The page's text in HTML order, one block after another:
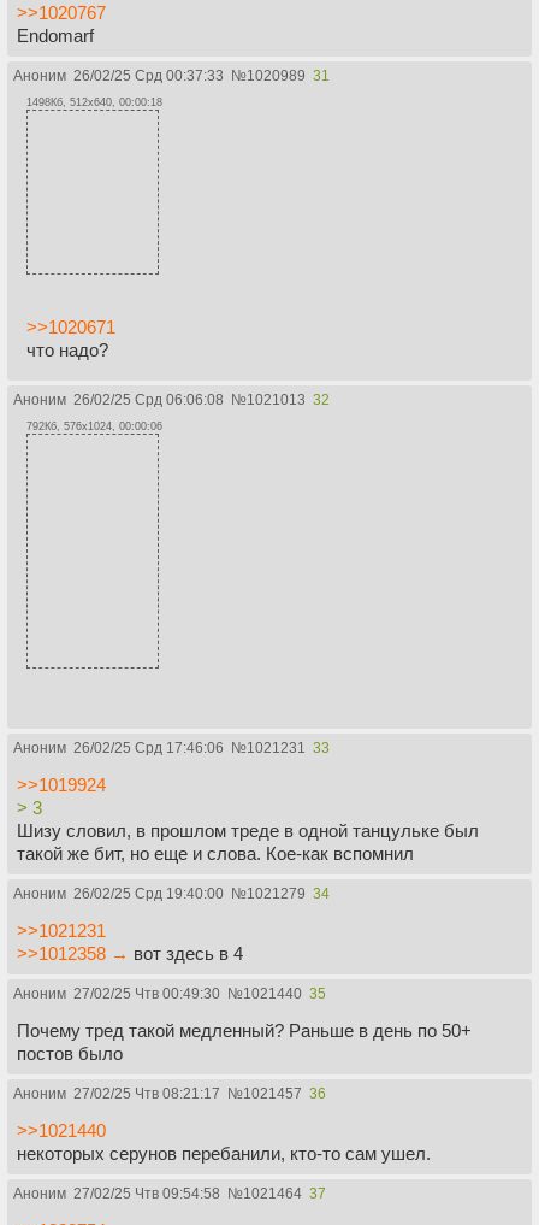
>>1020767
Endomarf
Аноним 26/02/25 Срд 00:37:33 №1020989 31
1498Кб, 512x640, 00:00:18
>>1020671
что надо?
Аноним 26/02/25 Срд 06:06:08 №1021013 32
792Кб, 576x1024, 00:00:06
Аноним 26/02/25 Срд 17:46:06 №1021231 33
>>1019924
> 3
Шизу словил, в прошлом треде в одной танцульке был
такой же бит, но еще и слова. Кое-как вспомнил
Аноним 26/02/25 Срд 19:40:00 №1021279 34
>>1021231
>>1012358 → вот здесь в 4
Аноним 27/02/25 Чтв 00:49:30 №1021440 35
Почему тред такой медленный? Раньше в день по 50+
постов было
Аноним 27/02/25 Чтв 08:21:17 №1021457 36
>>1021440
некоторых серунов перебанили, кто-то сам ушел.
Аноним 27/02/25 Чтв 09:54:58 №1021464 37